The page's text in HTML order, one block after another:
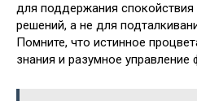
для поддержания
решений, а не для
Помните, что истинное
знания и разумное управление